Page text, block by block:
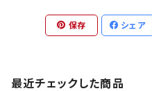
保存 シェア
最近チェックした商品